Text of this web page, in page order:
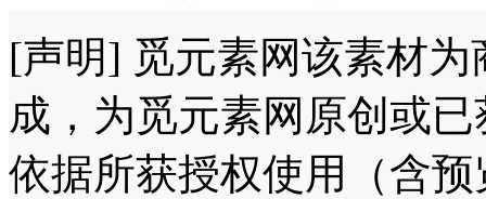
[声明] 觅元素网该素材
成，为觅元素网原创或
依据所获授权使用（含